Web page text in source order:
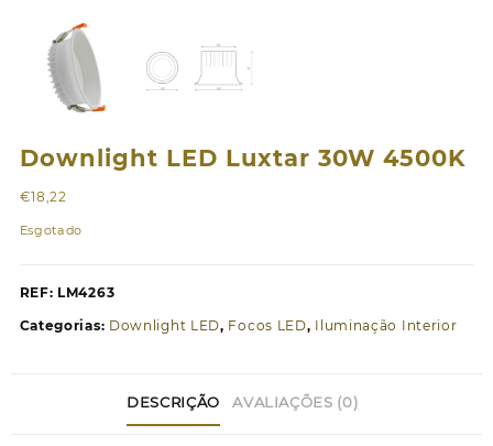
Downlight LED Luxtar 30W 4500K
€18,22
Esgotado
REF: LM4263
Categorias: Downlight LED, Focos LED, Iluminação Interior
DESCRIÇÃO AVALIAÇÕES (0)